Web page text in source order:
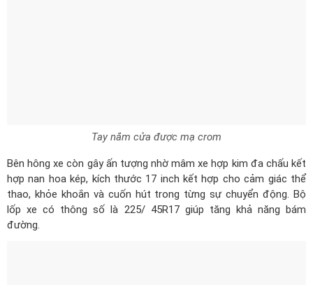
Bên hông xe còn gây ấn tượng nhờ mâm xe hợp kim đa chấu kết
thao, khỏe khoắn và cuốn hút trong từng sự chuyển động. Bộ
lốp xe có thông số là 225/ 45R17 giúp tăng khả năng bám
đường.